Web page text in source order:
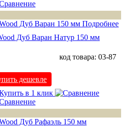
Подробнее
Дуб Варан Натур 150 мм
код товара: 03-87
дешевле
в 1 клик